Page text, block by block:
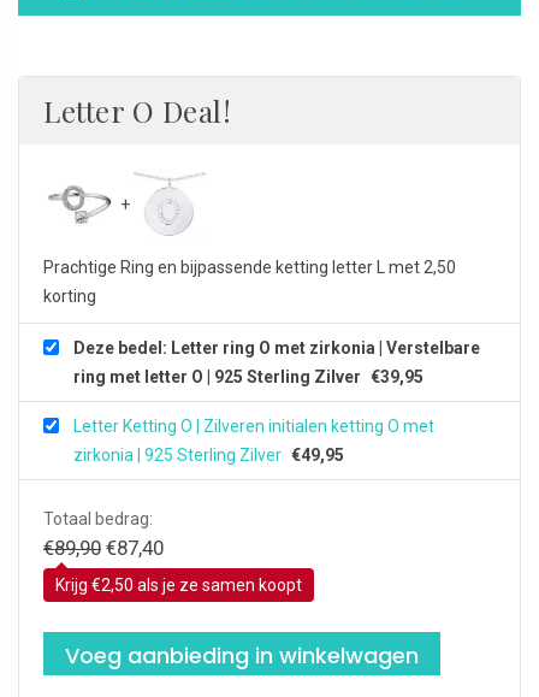
zirkonia
ring
met
Sterling
Zilver
aantal
Letter O Deal!
Prachtige Ring en bijpassende ketting letter L met 2,50
korting
Deze bedel: Letter ring O met zirkonia | Verstelbare
ring met letter O | 925 Sterling Zilver €39,95
Letter Ketting O | Zilveren initialen ketting O met
zirkonia | 925 Sterling Zilver €49,95
Totaal bedrag:
€89,90 Oorspronkelijke
prijs
was:
€89,90.
€87,40Huidige
prijs
is:
€87,40.
Krijg €2,50 als je ze samen koopt
Voeg aanbieding in winkelwagen